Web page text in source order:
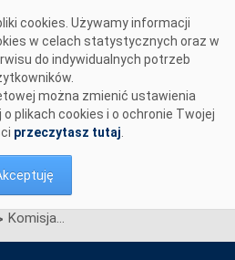
cookies. Używamy informacji
w celach statystycznych oraz w
do indywidualnych potrzeb
można zmienić ustawienia
plikach cookies i o ochronie Twojej
przeczytasz tutaj
Komisja przyjmuje nowe zasady zarządzania wymianą międzysystemową w UE